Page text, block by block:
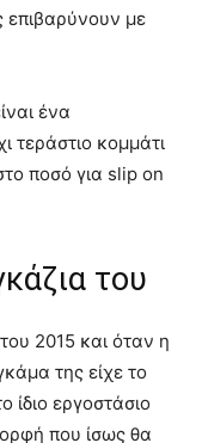
επιβαρύνουν με
ένα
τεράστιο κομμάτι
ποσό για slip on
του
2015 και όταν η
της είχε το
εργοστάσιο
που ίσως θα